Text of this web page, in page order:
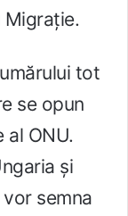
Migrație.
tot
se opun
al ONU.
și
semna